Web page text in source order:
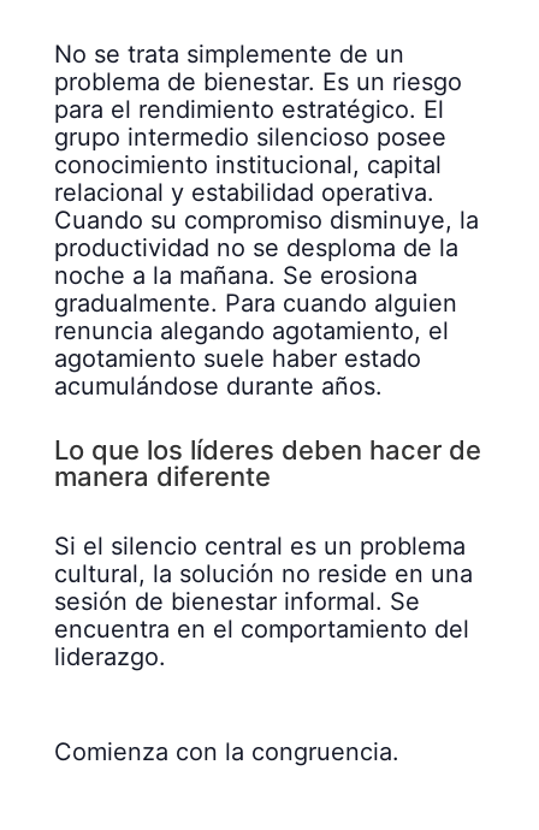
No se trata simplemente de un
problema de bienestar. Es un riesgo
para el rendimiento estratégico. El
grupo intermedio silencioso posee
conocimiento institucional, capital
relacional y estabilidad operativa.
Cuando su compromiso disminuye, la
productividad no se desploma de la
noche a la mañana. Se erosiona
gradualmente. Para cuando alguien
renuncia alegando agotamiento, el
agotamiento suele haber estado
acumulándose durante años.
Lo que los líderes deben hacer de
manera diferente
Si el silencio central es un problema
cultural, la solución no reside en una
sesión de bienestar informal. Se
encuentra en el comportamiento del
liderazgo.
Comienza con la congruencia.